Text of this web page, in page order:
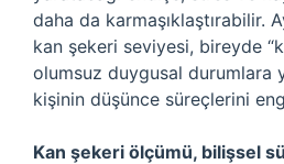
daha da karmaşıklaştırabilir.
kan şekeri seviyesi, bireyde
olumsuz duygusal durumlara
kişinin düşünce süreçlerini
Kan şekeri ölçümü, bilişsel